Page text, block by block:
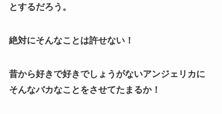
とするだろう。
絶対にそんなことは許せない！
昔から好きで好きでしょうがないアンジェリカに
そんなバカなことをさせてたまるか！